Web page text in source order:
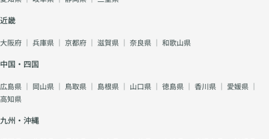
近畿
大阪府 ｜ 兵庫県 ｜ 京都府 ｜ 滋賀県 ｜ 奈良県 ｜ 和歌山県
中国・四国
広島県 ｜ 岡山県 ｜ 鳥取県 ｜ 島根県 ｜ 山口県 ｜ 徳島県 ｜ 香川県 ｜ 愛媛県 ｜
高知県
九州・沖縄